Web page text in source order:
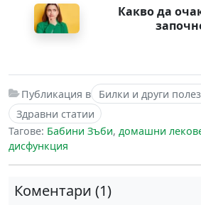
Какво да
Публикация в Билки и други
Здравни статии
Тагове: Бабини Зъби, домашни
дисфункция
Коментари (1)